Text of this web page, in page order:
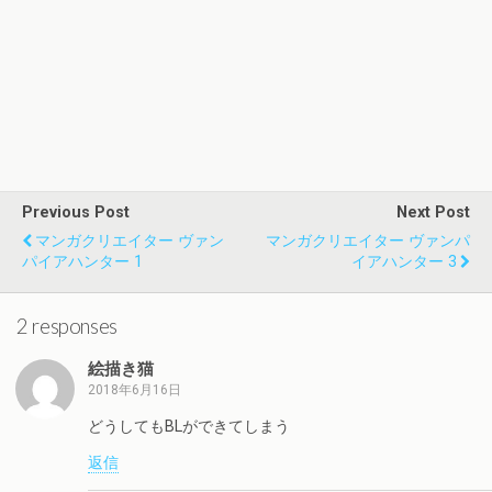
Previous Post
マンガクリエイター ヴァン
パイアハンター 1
Next Post
マンガクリエイター ヴァンパ
イアハンター 3
2 responses
絵描き猫
2018年6月16日
どうしてもBLができてしまう
返信